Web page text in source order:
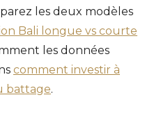
les deux modèles
Bali longue vs courte
les données
comment investir à
battage.